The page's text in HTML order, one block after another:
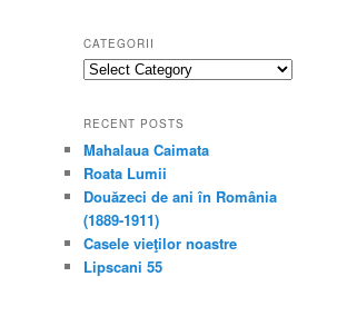
CATEGORII
categorii
RECENT POSTS
Mahalaua Caimata
Roata Lumii
Douăzeci de ani în România
(1889-1911)
Casele vieţilor noastre
Lipscani 55